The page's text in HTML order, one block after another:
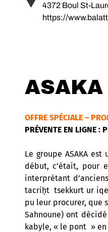
4372 Boul St-
https://
ASAKA
OFFRE SPÉCIALE –
PRÉVENTE EN
Le groupe ASAKA
début, c’était, pour
interprétant
tacriḥt tsekkurt ur
pu leur procurer, que
Sahnoune) ont
kabyle, « le pont » en